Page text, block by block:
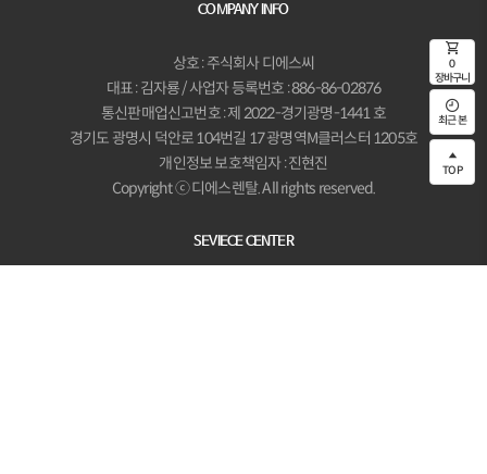
shopping_cart
0
장바구니
최근 본
TOP
COMPANY INFO
상호 : 주식회사 디에스씨
대표 : 김자룡 / 사업자 등록번호 : 886-86-02876
통신판매업신고번호 : 제 2022-경기광명-1441 호
경기도 광명시 덕안로 104번길 17 광명역M클러스터 1205호
개인정보 보호책임자 : 진현진
Copyright ⓒ 디에스렌탈. All rights reserved.
SEVIECE CENTER